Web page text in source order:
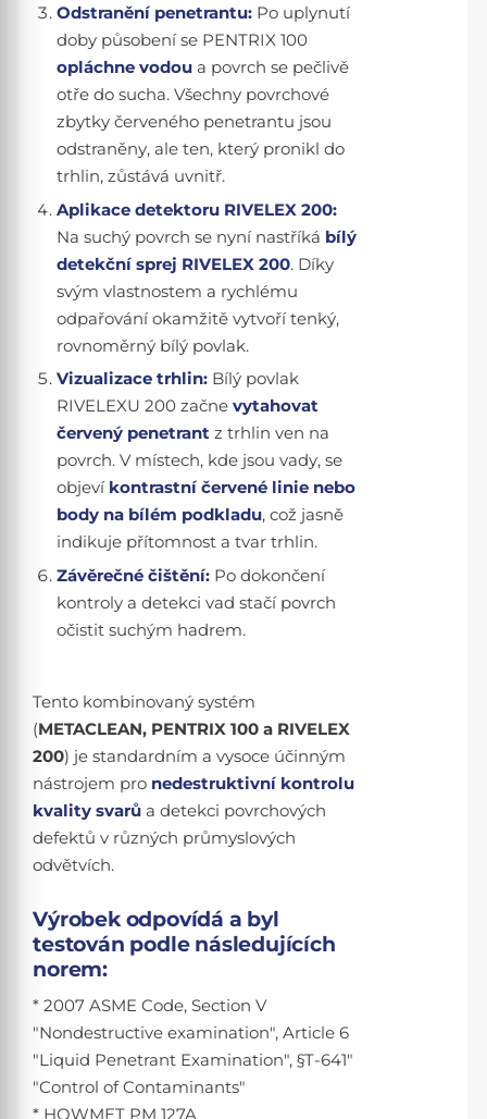
Odstranění penetrantu: Po uplynutí
doby působení se PENTRIX 100
opláchne vodou a povrch se pečlivě
otře do sucha. Všechny povrchové
zbytky červeného penetrantu jsou
odstraněny, ale ten, který pronikl do
trhlin, zůstává uvnitř.
Aplikace detektoru RIVELEX 200:
Na suchý povrch se nyní nastříká bílý
detekční sprej RIVELEX 200. Díky
svým vlastnostem a rychlému
odpařování okamžitě vytvoří tenký,
rovnoměrný bílý povlak.
Vizualizace trhlin: Bílý povlak
RIVELEXU 200 začnevytahovat
červený penetrant z trhlin ven na
povrch. V místech, kde jsou vady, se
objeví kontrastní červené linie nebo
body na bílém podkladu, což jasně
indikuje přítomnost a tvar trhlin.
Závěrečné čištění: Po dokončení
kontroly a detekci vad stačí povrch
očistit suchým hadrem.
Tento kombinovaný systém
(METACLEAN, PENTRIX 100 a RIVELEX
200) je standardním a vysoce účinným
nástrojem pro nedestruktivní kontrolu
kvality svarů a detekci povrchových
defektů v různých průmyslových
odvětvích.
Výrobek odpovídá a byl
testován podle následujících
norem:
* 2007 ASME Code, Section V
"Nondestructive examination", Article 6
"Liquid Penetrant Examination", §T-641"
"Control of Contaminants"
* HOWMET PM 127A